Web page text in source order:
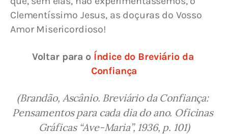
Clementíssimo Jesus, as doçuras do Vosso
Amor Misericordioso!
Voltar para o Índice do Breviário da
Confiança
(Brandão, Ascânio. Breviário da Confiança:
Pensamentos para cada dia do ano. Oficinas
Gráficas “Ave-Maria”, 1936, p. 101)